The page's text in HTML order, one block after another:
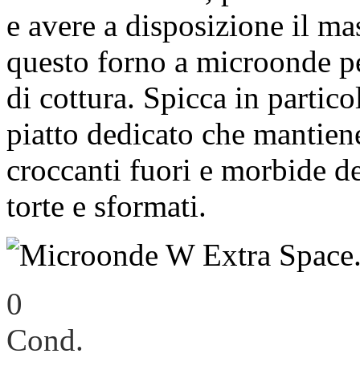
e avere a disposizione il
questo forno a microonde
di cottura. Spicca in
piatto dedicato che
croccanti fuori e morbide
torte e sformati.
0
Cond.